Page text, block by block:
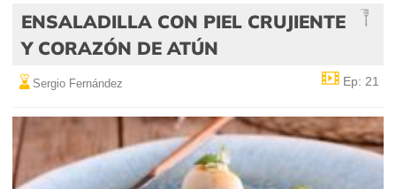
ENSALADILLA CON PIEL CRUJIENTE
Y CORAZÓN DE ATÚN
Sergio Fernández Ep: 21